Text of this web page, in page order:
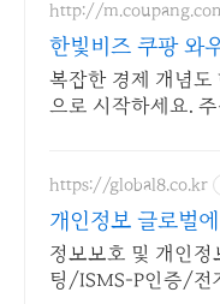
http://
한빛비즈 쿠팡 와
복잡한 경제 개념도
으로 시작하세요.
https://global8.co.kr
개인정보 글로벌
정보보호 및 개인정
팅/ISMS-P인증/전